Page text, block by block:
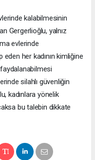
kalabilmesinin
Gergerlioğlu, yalnız
evlerinde
eden her kadının kimliğine
faydalanabilmesi
silahlı güvenliğin
kadınlara yönelik
bu talebin dikkate